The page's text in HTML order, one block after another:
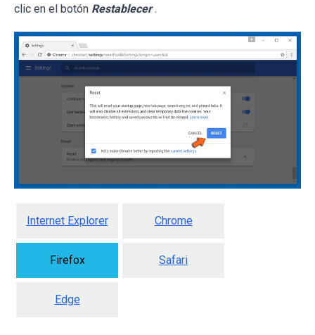
clic en el botón Restablecer .
Internet Explorer Chrome
Firefox Safari
Edge